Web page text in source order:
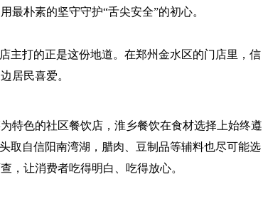
朴素的坚守守护“舌尖安全”的初心。
打的正是这份地道。在郑州金水区的门店里，信
居民喜爱。
色的社区餐饮店，淮乡餐饮在食材选择上始终遵
取自信阳南湾湖，腊肉、豆制品等辅料也尽可能选
，让消费者吃得明白、吃得放心。